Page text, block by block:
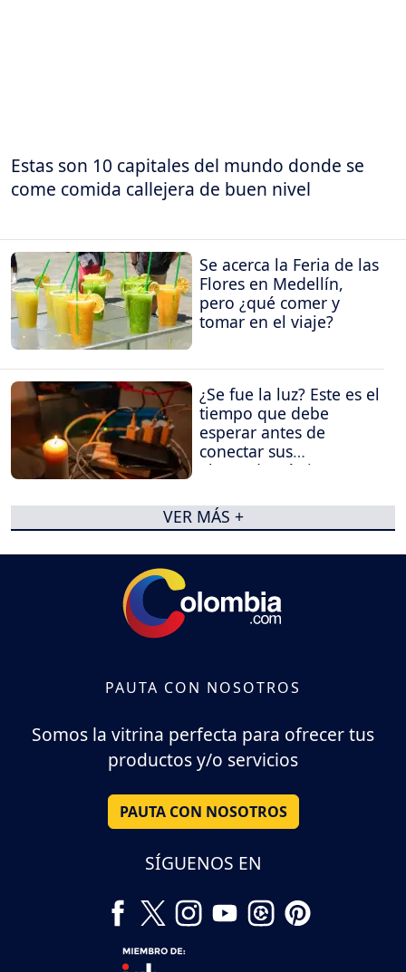
Estas son 10 capitales del mundo donde se
come comida callejera de buen nivel
Se acerca la Feria de las
Flores en Medellín,
pero ¿qué comer y
tomar en el viaje?
¿Se fue la luz? Este es el
tiempo que debe
esperar antes de
conectar sus
electrodomésticos
VER MÁS +
PAUTA CON NOSOTROS
Somos la vitrina perfecta para ofrecer tus
productos y/o servicios
PAUTA CON NOSOTROS
SÍGUENOS EN